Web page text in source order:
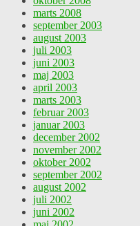
marts 2008
september 2003
august 2003
juli 2003
juni 2003
maj 2003
april 2003
marts 2003
februar 2003
januar 2003
december 2002
november 2002
oktober 2002
september 2002
august 2002
juli 2002
juni 2002